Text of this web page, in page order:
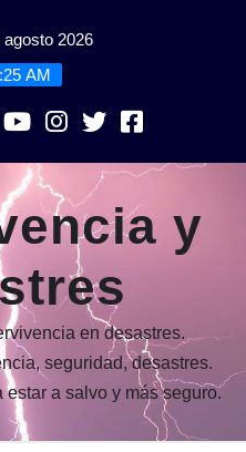
2026
AM
y
en desastres.
seguridad, desastres.
a salvo y más seguro.